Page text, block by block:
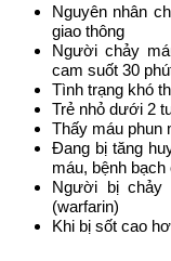
Nguyên nhân
giao thông
Người chảy
cam suốt 30
Tình trạng khó
Trẻ nhỏ dưới 2
Thấy máu phun
Đang bị tăng
máu, bệnh
Người bị chảy
(warfarin)
Khi bị sốt cao